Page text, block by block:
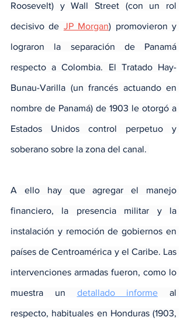
Roosevelt) y Wall Street (con un rol
decisivo de JP Morgan) promovieron y
lograron la separación de Panamá
respecto a Colombia. El Tratado Hay-
Bunau-Varilla (un francés actuando en
nombre de Panamá) de 1903 le otorgó a
Estados Unidos control perpetuo y
soberano sobre la zona del canal.
A ello hay que agregar el manejo
financiero, la presencia militar y la
instalación y remoción de gobiernos en
países de Centroamérica y el Caribe. Las
intervenciones armadas fueron, como lo
muestra un detallado informe al
respecto, habituales en Honduras (1903,